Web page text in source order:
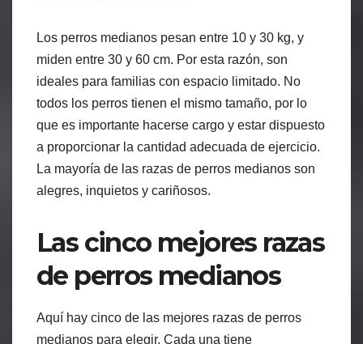
Los perros medianos pesan entre 10 y 30 kg, y
miden entre 30 y 60 cm. Por esta razón, son
ideales para familias con espacio limitado. No
todos los perros tienen el mismo tamaño, por lo
que es importante hacerse cargo y estar dispuesto
a proporcionar la cantidad adecuada de ejercicio.
La mayoría de las razas de perros medianos son
alegres, inquietos y cariñosos.
Las cinco mejores razas
de perros medianos
Aquí hay cinco de las mejores razas de perros
medianos para elegir. Cada una tiene